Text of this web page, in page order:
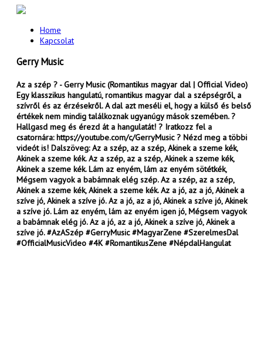
Home
Kapcsolat
Gerry Music
Az a szép ? - Gerry Music (Romantikus magyar dal | Official Video)
Egy klasszikus hangulatú, romantikus magyar dal a szépségről, a
szívről és az érzésekről. A dal azt meséli el, hogy a külső és belső
értékek nem mindig találkoznak ugyanúgy mások szemében. ?
Hallgasd meg és érezd át a hangulatát! ? Iratkozz fel a
csatornára: https://youtube.com/c/GerryMusic ? Nézd meg a többi
videót is! Dalszöveg: Az a szép, az a szép, Akinek a szeme kék,
Akinek a szeme kék. Az a szép, az a szép, Akinek a szeme kék,
Akinek a szeme kék. Lám az enyém, lám az enyém sötétkék,
Mégsem vagyok a babámnak elég szép. Az a szép, az a szép,
Akinek a szeme kék, Akinek a szeme kék. Az a jó, az a jó, Akinek a
szíve jó, Akinek a szíve jó. Az a jó, az a jó, Akinek a szíve jó, Akinek
a szíve jó. Lám az enyém, lám az enyém igen jó, Mégsem vagyok
a babámnak elég jó. Az a jó, az a jó, Akinek a szíve jó, Akinek a
szíve jó. #AzASzép #GerryMusic #MagyarZene #SzerelmesDal
#OfficialMusicVideo #4K #RomantikusZene #NépdalHangulat